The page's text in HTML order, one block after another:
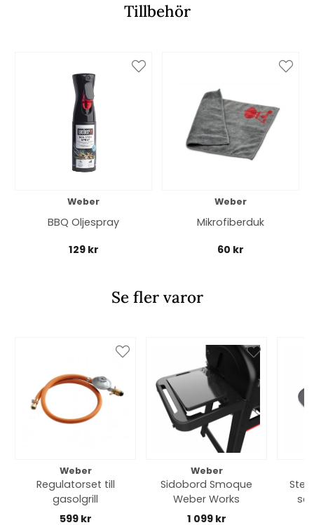
Tillbehör
Weber
BBQ Oljespray
129 kr
Weber
Mikrofiberduk
60 kr
Se fler varor
Weber
Regulatorset till
gasolgrill
599 kr
Weber
Sidobord Smoque
Weber Works
1 099 kr